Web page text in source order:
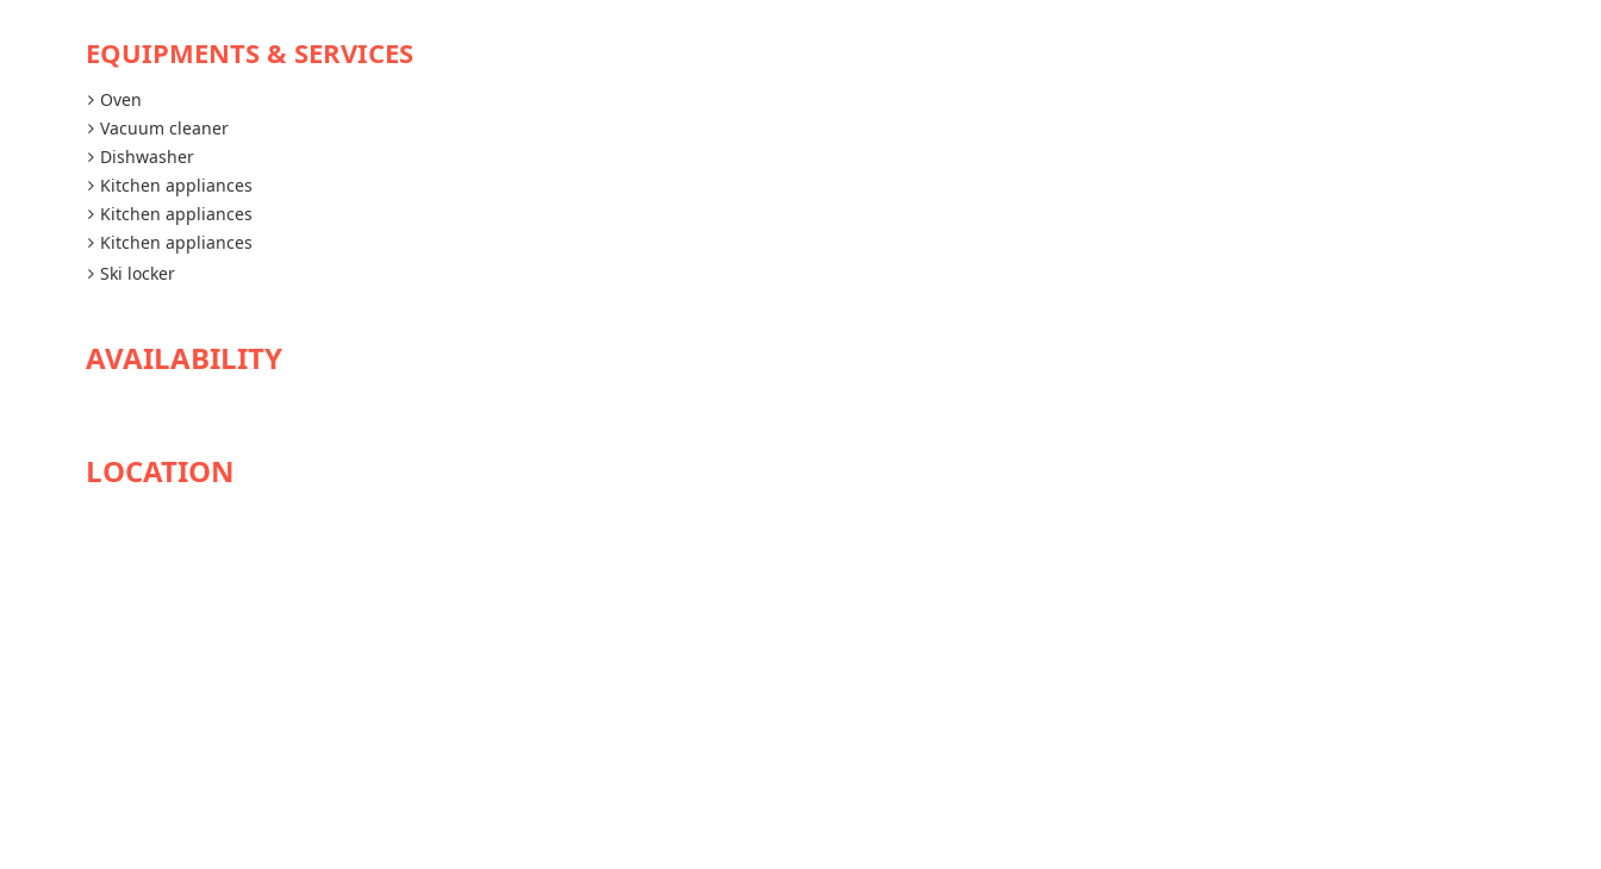
EQUIPMENTS & SERVICES
Oven
Vacuum cleaner
Dishwasher
Kitchen appliances
Kitchen appliances
Kitchen appliances
Ski locker
AVAILABILITY